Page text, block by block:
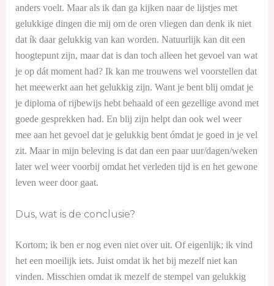
anders voelt. Maar als ik dan ga kijken naar de lijstjes met
gelukkige dingen die mij om de oren vliegen dan denk ik niet
dat ík daar gelukkig van kan worden. Natuurlijk kan dit een
hoogtepunt zijn, maar dat is dan toch alleen het gevoel van wat
je op dát moment had? Ik kan me trouwens wel voorstellen dat
het meewerkt aan het gelukkig zijn. Want je bent blij omdat je
je diploma of rijbewijs hebt behaald of een gezellige avond met
goede gesprekken had. En blij zijn helpt dan ook wel weer
mee aan het gevoel dat je gelukkig bent ómdat je goed in je vel
zit. Maar in mijn beleving is dat dan een paar uur/dagen/weken
later wel weer voorbij omdat het verleden tijd is en het gewone
leven weer door gaat.
Dus, wat is de conclusie?
Kortom; ik ben er nog even niet over uit. Of eigenlijk; ik vind
het een moeilijk iets. Juist omdat ik het bij mezelf niet kan
vinden. Misschien omdat ik mezelf de stempel van gelukkig